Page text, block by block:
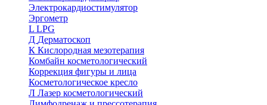
Электрокардиостимулятор
Эргометр
L LPG
Д Дерматоскоп
К Кислородная мезотерапия
Комбайн косметологический
Коррекция фигуры и лица
Косметологическое кресло
Л Лазер косметологический